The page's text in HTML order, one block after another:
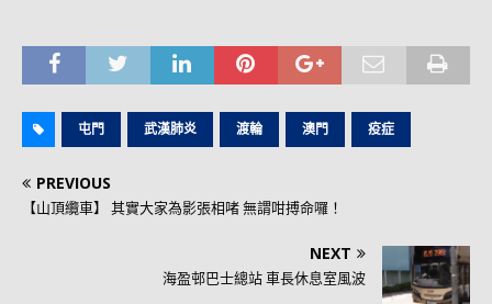
屯門 武漢肺炎 渡輪 澳門 疫症
PREVIOUS
【山頂纜車】 其實大家為影張相啫 無謂咁搏命囉！
NEXT
海盈邨巴士總站 車長休息室風波